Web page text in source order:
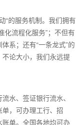
“的服务机制。我们拥有
化流程化服务”；不但有
系；还有“一条龙式”的
论大小，我们永远提
水、签证银行流水、
，可办理工行、招
单。全国各地均可办